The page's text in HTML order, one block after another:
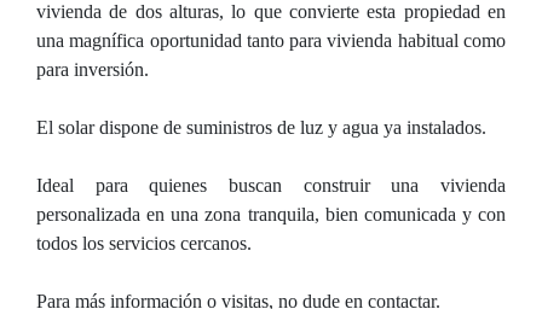
vivienda de dos alturas, lo que convierte esta propiedad en
una magnífica oportunidad tanto para vivienda habitual como
para inversión.
El solar dispone de suministros de luz y agua ya instalados.
Ideal para quienes buscan construir una vivienda
personalizada en una zona tranquila, bien comunicada y con
todos los servicios cercanos.
Para más información o visitas, no dude en contactar.